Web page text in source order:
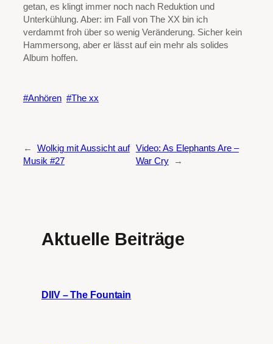
getan, es klingt immer noch nach Reduktion und
Unterkühlung. Aber: im Fall von The XX bin ich
verdammt froh über so wenig Veränderung. Sicher kein
Hammersong, aber er lässt auf ein mehr als solides
Album hoffen.
Anhören The xx
←
Wolkig mit Aussicht auf
Musik #27
Video: As Elephants Are –
War Cry
→
Aktuelle Beiträge
DIIV – The Fountain